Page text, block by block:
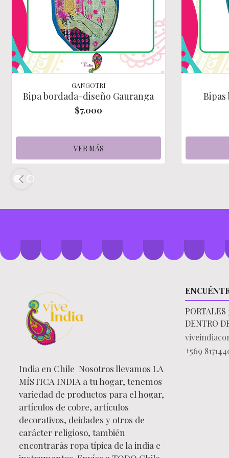
GANGOTRI
Bipa bordada-diseño Gauranga
$7.000
VER MÁS
India en Chile Nosotros llevamos LA
MÍSTICA INDIA a tu hogar, tenemos
variedad de productos para el hogar,
artículos de cobre, artículos
decorativos, deidades y otros de
carácter religioso, también
encontrarás ropa típica de la india e
DENTRO
+569